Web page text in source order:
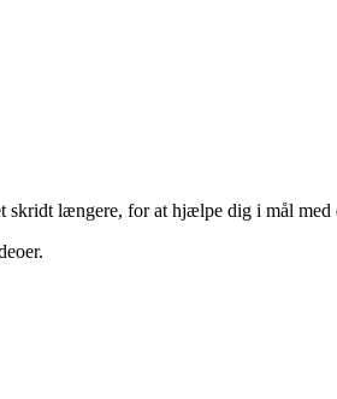
skridt længere, for at hjælpe dig i mål med